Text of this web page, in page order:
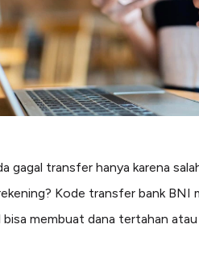
gagal transfer hanya karena
Kode transfer bank BNI
bisa membuat dana tertahan